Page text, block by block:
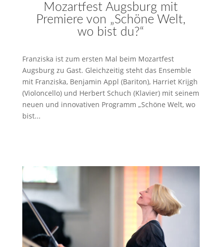
Mozartfest Augsburg mit
Premiere von „Schöne Welt,
wo bist du?“
Franziska ist zum ersten Mal beim Mozartfest
Augsburg zu Gast. Gleichzeitig steht das Ensemble
mit Franziska, Benjamin Appl (Bariton), Harriet Krijgh
(Violoncello) und Herbert Schuch (Klavier) mit seinem
neuen und innovativen Programm „Schöne Welt, wo
bist...